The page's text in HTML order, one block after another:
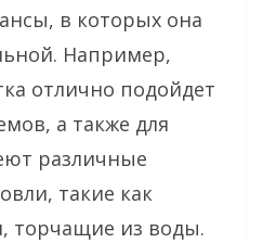
в которых она
Например,
отлично подойдет
а также для
различные
такие как
торчащие из воды.